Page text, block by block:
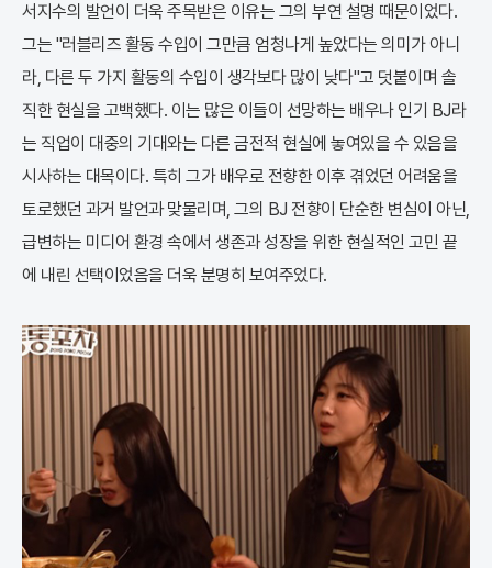
서지수의 발언이 더욱 주목받은 이유는 그의 부연 설명 때문이었다.
그는 "러블리즈 활동 수입이 그만큼 엄청나게 높았다는 의미가 아니
라, 다른 두 가지 활동의 수입이 생각보다 많이 낮다"고 덧붙이며 솔
직한 현실을 고백했다. 이는 많은 이들이 선망하는 배우나 인기 BJ라
는 직업이 대중의 기대와는 다른 금전적 현실에 놓여있을 수 있음을
시사하는 대목이다. 특히 그가 배우로 전향한 이후 겪었던 어려움을
토로했던 과거 발언과 맞물리며, 그의 BJ 전향이 단순한 변심이 아닌,
급변하는 미디어 환경 속에서 생존과 성장을 위한 현실적인 고민 끝
에 내린 선택이었음을 더욱 분명히 보여주었다.